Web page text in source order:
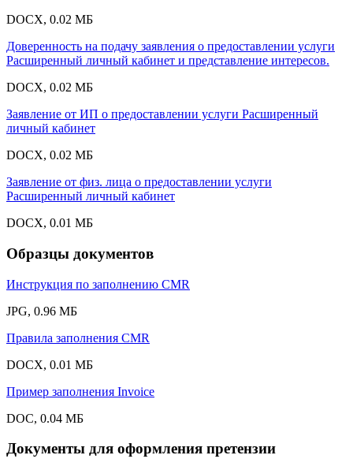
DOCX, 0.02 МБ
Доверенность на подачу заявления о предоставлении услуги
Расширенный личный кабинет и представление интересов.
DOCX, 0.02 МБ
Заявление от ИП о предоставлении услуги Расширенный
личный кабинет
DOCX, 0.02 МБ
Заявление от физ. лица о предоставлении услуги
Расширенный личный кабинет
DOCX, 0.01 МБ
Образцы документов
Инструкция по заполнению CMR
JPG, 0.96 МБ
Правила заполнения CMR
DOCX, 0.01 МБ
Пример заполнения Invoice
DOC, 0.04 МБ
Документы для оформления претензии